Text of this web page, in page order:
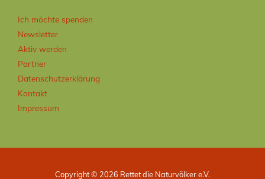
Ich möchte spenden
Newsletter
Aktiv werden
Partner
Datenschutzerklärung
Kontakt
Impressum
Copyright © 2026 Rettet die Naturvölker e.V.